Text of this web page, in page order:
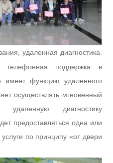
удаленная диагностика.
телефонная поддержка в
имеет функцию удаленного
осуществлять мгновенный
диагностику
предоставляться одна или
по принципу «от двери